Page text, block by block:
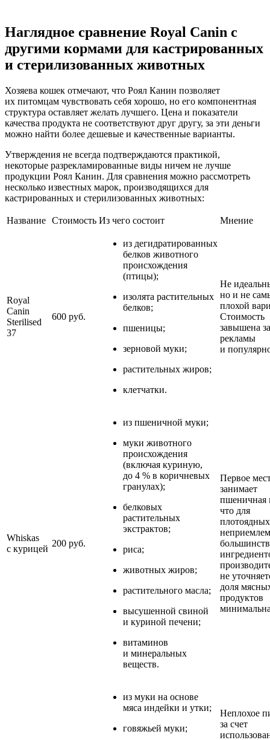
Наглядное сравнение Royal Canin с
другими кормами для кастрированных
и стерилизованных животных
Хозяева кошек отмечают, что Роял Канин позволяет
их питомцам чувствовать себя хорошо, но его компонентная
структура оставляет желать лучшего. Цена и показатели
качества продукта не соответствуют друг другу, за эти деньги
можно найти более дешевые и качественные варианты.
Утверждения не всегда подтверждаются практикой,
некоторые разрекламированные виды ничем не лучше
продукции Роял Канин. Для сравнения можно рассмотреть
несколько известных марок, производящихся для
кастрированных и стерилизованных животных:
Название Стоимость Из чего состоит Мнение
Royal
Canin
Sterilised
37
600 руб.
из дегидратированных
белков животного
происхождения
(птицы);
изолята растительных
белков;
пшеницы;
зерновой муки;
растительных жиров;
клетчатки.
Не
но и не
плохой
Стоимость
завышена
рекламы
и
Whiskas
с курицей
200 руб.
из пшеничной муки;
муки животного
происхождения
(включая куриную,
до 4 % в коричневых
гранулах);
белковых
растительных
экстрактов;
риса;
животных жиров;
растительного масла;
высушенной свиной
и куриной печени;
витаминов
и минеральных
веществ.
Первое
занимает
пшеничная
что для
плотоядных
не
доля
продуктов
из муки на основе
мяса индейки и утки;
говяжьей муки;
Неплохое
за счет